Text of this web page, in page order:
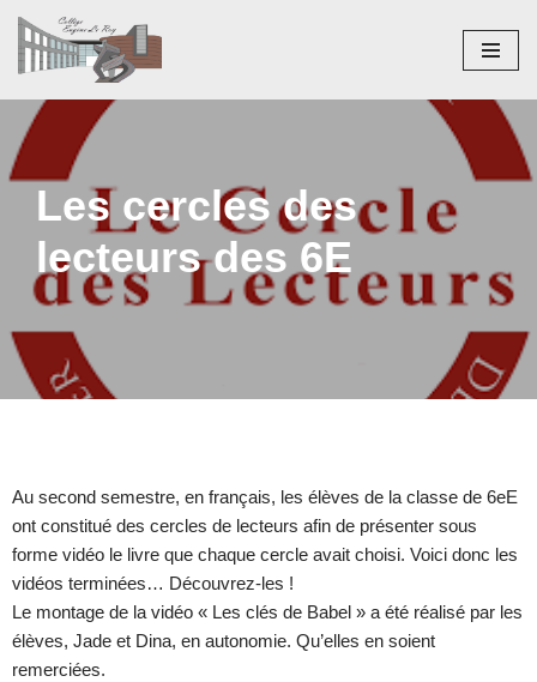
Aller
contenu
Les cercles des
lecteurs des 6E
Au second semestre, en français, les élèves de la classe de 6eE
ont constitué des cercles de lecteurs afin de présenter sous
forme vidéo le livre que chaque cercle avait choisi. Voici donc les
vidéos terminées… Découvrez-les !
Le montage de la vidéo « Les clés de Babel » a été réalisé par les
élèves, Jade et Dina, en autonomie. Qu’elles en soient
remerciées.